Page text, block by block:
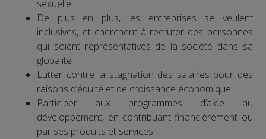
sexuelle
De plus en plus, les entreprises se veulent
inclusives, et cherchent à recruter des personnes
qui soient représentatives de la société dans sa
globalité
Lutter contre la stagnation des salaires pour des
raisons d’équité et de croissance économique
Participer aux programmes d’aide au
développement, en contribuant financièrement ou
par ses produits et services